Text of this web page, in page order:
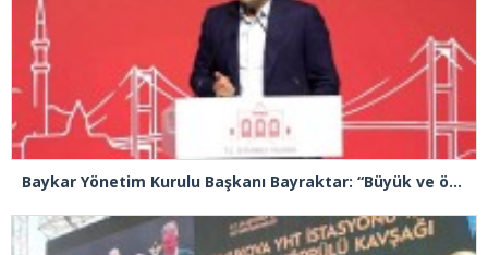
Baykar Yönetim Kurulu Başkanı Bayraktar: “Büyük ve önemli eserler konfor alanının dışında kalmaya razı olanlar tarafından gerçekleştirildi”